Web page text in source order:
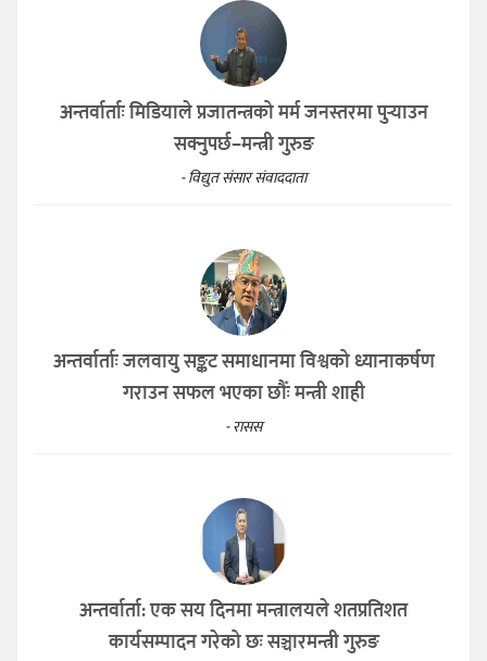
अन्तर्वार्ताः मिडियाले प्रजातन्त्रको मर्म जनस्तरमा पुर्‍याउन
सक्नुपर्छ–मन्त्री गुरुङ
- विद्युत संसार संवाददाता
अन्तर्वार्ताः जलवायु सङ्कट समाधानमा विश्वको ध्यानाकर्षण
गराउन सफल भएका छौँः मन्त्री शाही
- रासस
अन्तर्वार्ता: एक सय दिनमा मन्त्रालयले शतप्रतिशत
कार्यसम्पादन गरेको छः सञ्चारमन्त्री गुरुङ